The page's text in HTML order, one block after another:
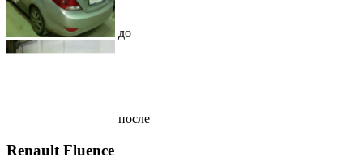
до
после
Renault Fluence